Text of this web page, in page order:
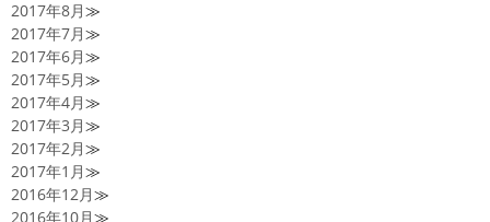
2017年8月≫
2017年7月≫
2017年6月≫
2017年5月≫
2017年4月≫
2017年3月≫
2017年2月≫
2017年1月≫
2016年12月≫
2016年10月≫